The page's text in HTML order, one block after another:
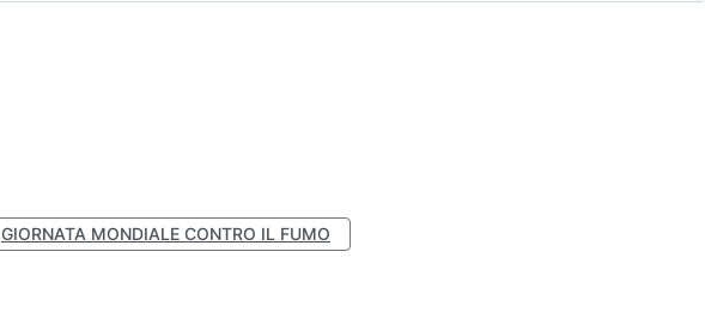
GIORNATA MONDIALE CONTRO IL FUMO